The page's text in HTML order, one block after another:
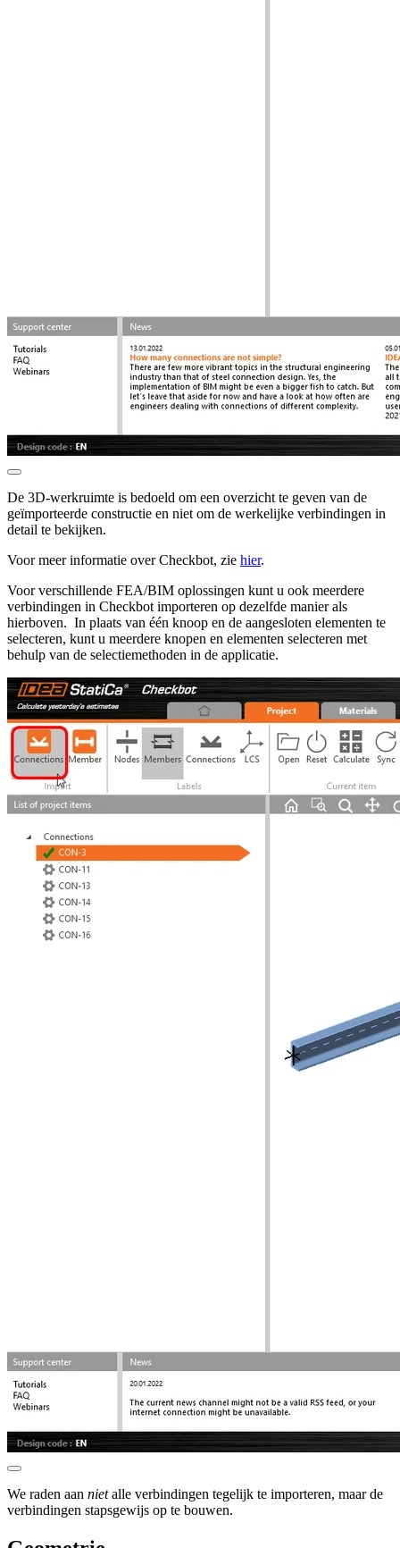
De 3D-werkruimte is bedoeld om een overzicht te geven van de
geïmporteerde constructie en niet om de werkelijke verbindingen in
detail te bekijken.
Voor meer informatie over Checkbot, zie hier.
Voor verschillende FEA/BIM oplossingen kunt u ook meerdere
verbindingen in Checkbot importeren op dezelfde manier als
hierboven. In plaats van één knoop en de aangesloten elementen te
selecteren, kunt u meerdere knopen en elementen selecteren met
behulp van de selectiemethoden in de applicatie.
We raden aan nietalle verbindingen tegelijk te importeren, maar de
verbindingen stapsgewijs op te bouwen.